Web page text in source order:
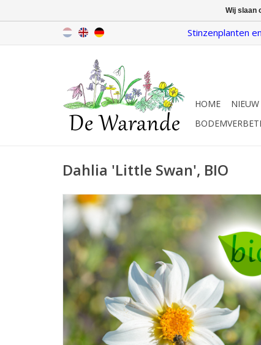
Stinzenplanten
HOME
Dahlia 'Little Swan', BIO
Wij slaan